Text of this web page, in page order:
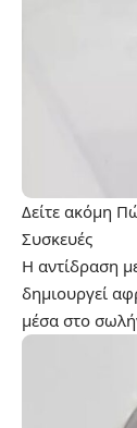
Δείτε ακόμη
Συσκευές
Η αντίδραση
δημιουργεί
μέσα στο